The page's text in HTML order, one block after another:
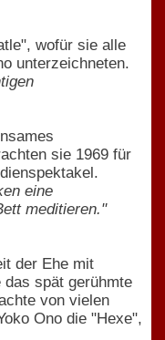
wofür sie alle
unterzeichneten.
sie 1969 für
eine
meditieren."
der Ehe mit
spät gerühmte
von vielen
Ono die "Hexe",